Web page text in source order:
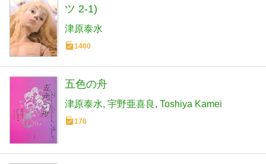
ツ 2-1)
津原泰水
1400
五色の舟
津原泰水 宇野亜喜良 Toshiya Kamei
176